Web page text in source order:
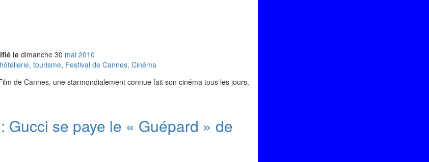
le dimanche 30 mai 2010
tourisme, Festival de Cannes, Cinéma
de Cannes, une starmondialement connue fait son cinéma tous les jours,
Gucci se paye le « Guépard » de